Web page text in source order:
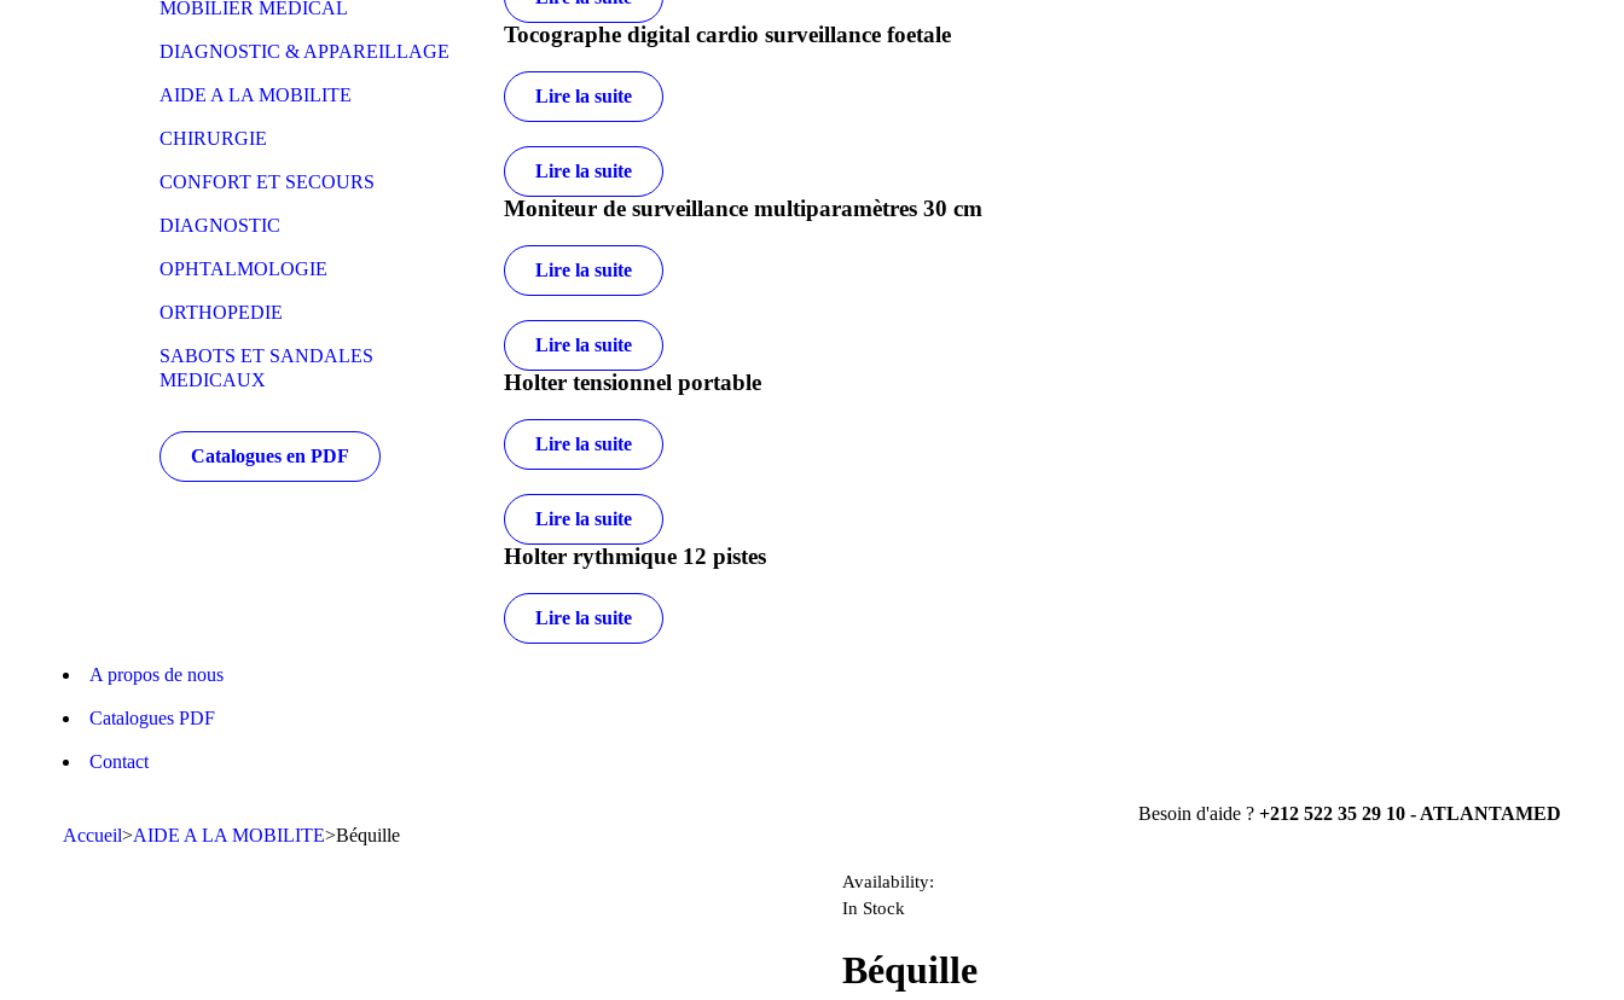
MOBILIER MEDICAL
DIAGNOSTIC & APPAREILLAGE
AIDE A LA MOBILITE
CHIRURGIE
CONFORT ET SECOURS
DIAGNOSTIC
OPHTALMOLOGIE
ORTHOPEDIE
SABOTS ET SANDALES
MEDICAUX
Catalogues en PDF
Tocographe digital cardio surveillance foetale
Lire la suite
Lire la suite
Moniteur de surveillance multiparamètres 30 cm
Lire la suite
Lire la suite
Holter tensionnel portable
Lire la suite
Lire la suite
Holter rythmique 12 pistes
Lire la suite
A propos de nous
Catalogues PDF
Contact
Besoin d'aide ? +212 522 35 29 10 - ATLANTAMED
Accueil>AIDE A LA MOBILITE>Béquille
Availability:
In Stock
Béquille